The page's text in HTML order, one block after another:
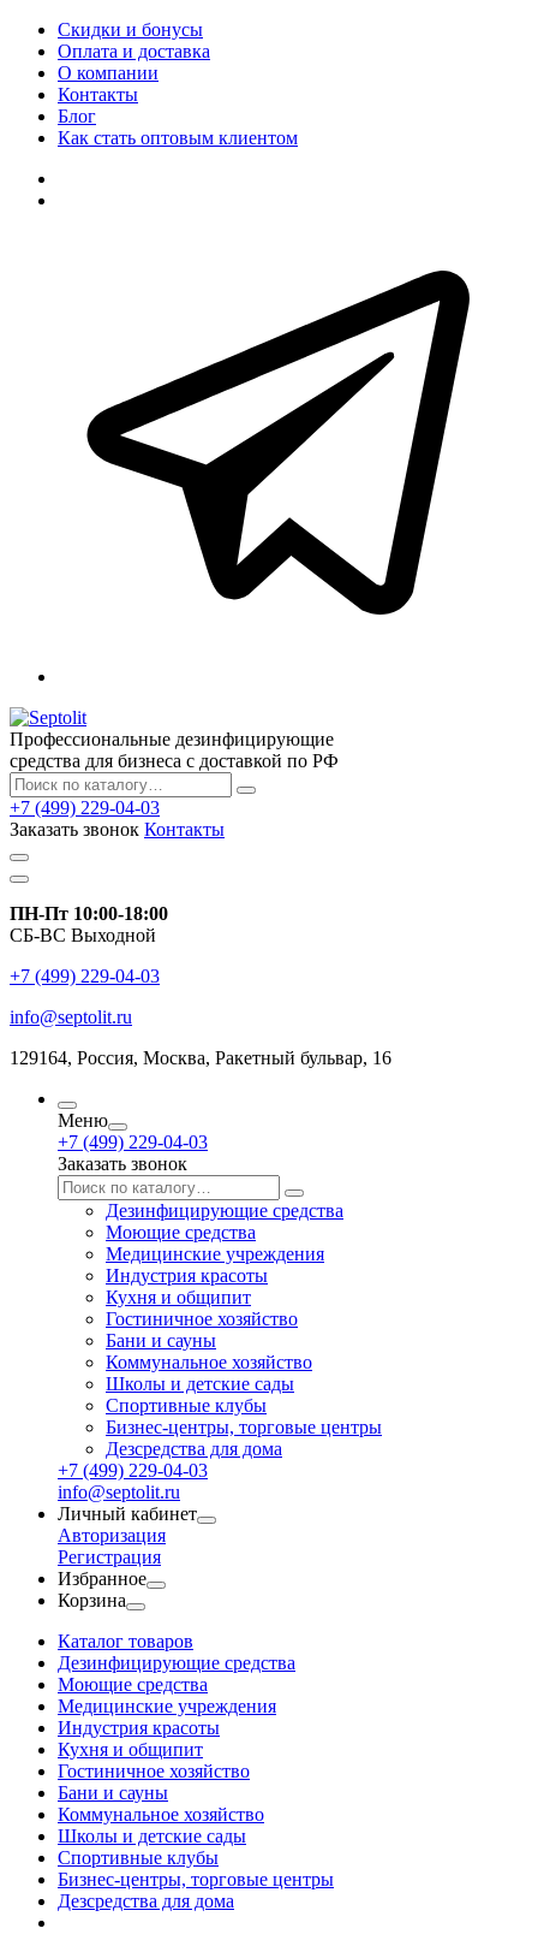
Скидки и бонусы
Оплата и доставка
О компании
Контакты
Блог
Как стать оптовым клиентом
Профессиональные дезинфицирующие
средства для бизнеса с доставкой по РФ
+7 (499) 229-04-03
Заказать звонок Контакты
ПН-Пт 10:00-18:00
СБ-ВС Выходной
+7 (499) 229-04-03
info@septolit.ru
129164, Россия, Москва, Ракетный бульвар, 16
Меню
+7 (499) 229-04-03
Заказать звонок
Дезинфицирующие средства
Моющие средства
Медицинские учреждения
Индустрия красоты
Кухня и общипит
Гостиничное хозяйство
Бани и сауны
Коммунальное хозяйство
Школы и детские сады
Спортивные клубы
Бизнес-центры, торговые центры
Дезсредства для дома
+7 (499) 229-04-03
info@septolit.ru
Личный кабинет
Авторизация
Регистрация
Избранное
Корзина
Каталог товаров
Дезинфицирующие средства
Моющие средства
Медицинские учреждения
Индустрия красоты
Кухня и общипит
Гостиничное хозяйство
Бани и сауны
Коммунальное хозяйство
Школы и детские сады
Спортивные клубы
Бизнес-центры, торговые центры
Дезсредства для дома